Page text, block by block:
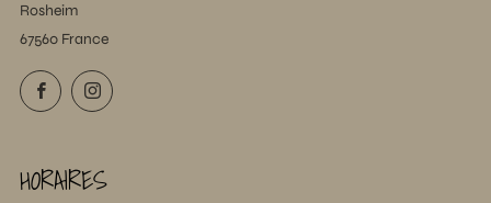
Rosheim
67560 France
FacebookInstagram
HORAIRES